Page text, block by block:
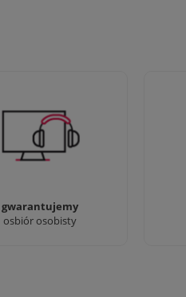
gwarantujemy
osbiór osobisty
prawdziwi :) możesz
i zobaczyć nasze sklepy